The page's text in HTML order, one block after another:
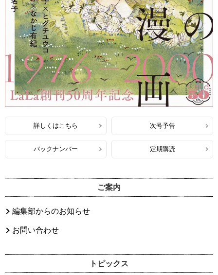
詳しくはこちら 次号予告
バックナンバー 定期購読
ご案内
編集部からのお知らせ
お問い合わせ
トピックス